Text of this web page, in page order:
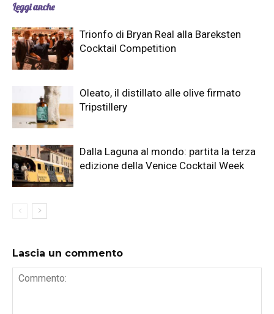
Leggi anche
Trionfo di Bryan Real alla Bareksten
Cocktail Competition
Oleato, il distillato alle olive firmato
Tripstillery
Dalla Laguna al mondo: partita la terza
edizione della Venice Cocktail Week
Lascia un commento